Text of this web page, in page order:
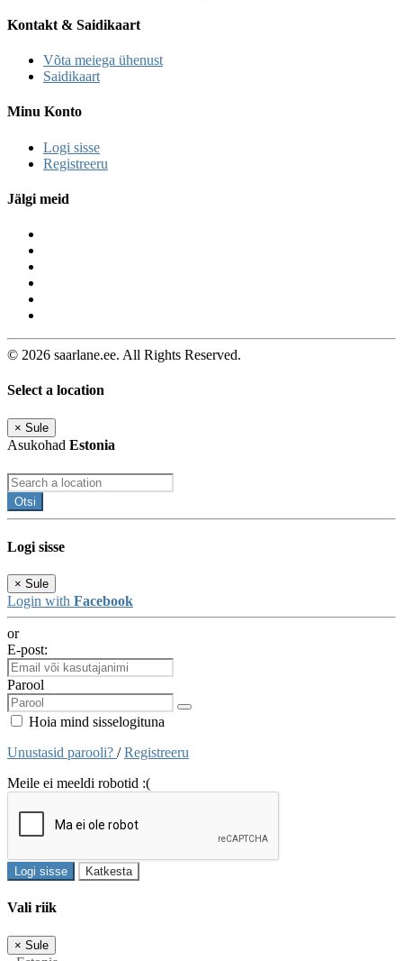
Kontakt & Saidikaart
Võta meiega ühenust
Saidikaart
Minu Konto
Logi sisse
Registreeru
Jälgi meid
© 2026 saarlane.ee. All Rights Reserved.
Select a location
× Sule
Asukohad Estonia
Otsi
Logi sisse
× Sule
Login with Facebook
or
E-post:
Parool
Hoia mind sisselogituna
Unustasid parooli? /Registreeru
Meile ei meeldi robotid :(
Logi sisse Katkesta
Vali riik
× Sule